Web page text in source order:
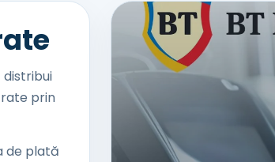
distribui
prin
de plată